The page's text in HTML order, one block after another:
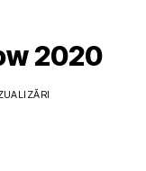
2020